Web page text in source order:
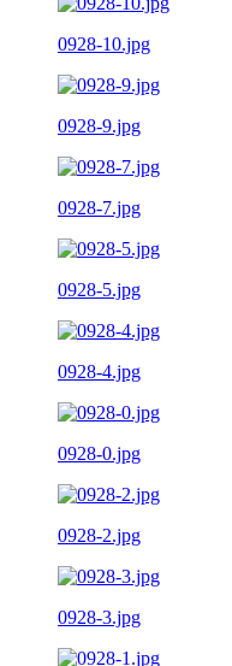
0928-10.jpg
0928-9.jpg
0928-7.jpg
0928-5.jpg
0928-4.jpg
0928-0.jpg
0928-2.jpg
0928-3.jpg